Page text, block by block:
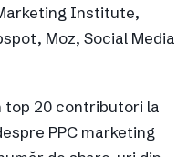
Institute,
Moz, Social Media
top 20 contributori la
PPC marketing